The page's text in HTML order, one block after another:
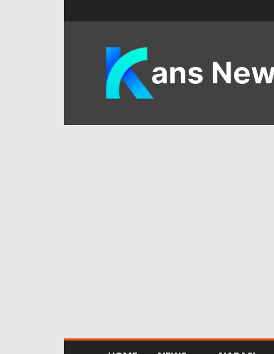
KANS
News